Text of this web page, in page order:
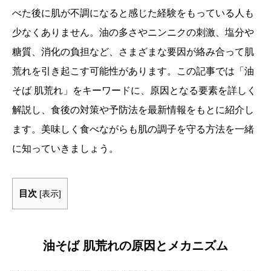
べた後に肌が不調になると感じた経験をもっている人も
少なくありません。油の多さやニンニクの刺激、塩分や
糖質、消化の負担など、さまざまな要因が絡み合って肌
荒れを引き起こす可能性があります。この記事では「油
そば 肌荒れ」をキーワードに、原因となる要素を詳しく
解説し、食後の対策や予防法を最新情報をもとに紹介し
ます。美味しく食べながらも肌の調子を守る方法を一緒
に知っていきましょう。
目次 [表示]
油そば 肌荒れの原因とメカニズム